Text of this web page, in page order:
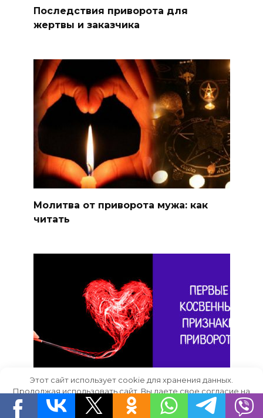
Последствия приворота для
жертвы и заказчика
Молитва от приворота мужа: как
читать
Как создать защиту от приворота
Этот сайт использует cookie для хранения данных.
Продолжая использовать сайт, Вы даете свое согласие на
работу с этими файлами.